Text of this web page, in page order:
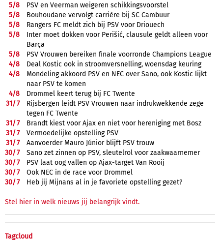
5/8
PSV en Veerman weigeren schikkingsvoorstel
5/8
Bouhoudane vervolgt carrière bij SC Cambuur
5/8
Rangers FC meldt zich bij PSV voor Driouech
5/8
Inter moet dokken voor Perišić, clausule geldt alleen voor
Barça
5/8
PSV Vrouwen bereiken finale voorronde Champions League
4/8
Deal Kostic ook in stroomversnelling, woensdag keuring
4/8
Mondeling akkoord PSV en NEC over Sano, ook Kostic lijkt
naar PSV te komen
4/8
Drommel keert terug bij FC Twente
31/7
Rijsbergen leidt PSV Vrouwen naar indrukwekkende zege
tegen FC Twente
31/7
Brandt kiest voor Ajax en niet voor hereniging met Bosz
31/7
Vermoedelijke opstelling PSV
31/7
Aanvoerder Mauro Júnior blijft PSV trouw
30/7
Sano zet zinnen op PSV, sleutelrol voor zaakwaarnemer
30/7
PSV laat oog vallen op Ajax-target Van Rooij
30/7
Ook NEC in de race voor Drommel
30/7 Heb jij Mijnans al in je favoriete opstelling gezet?
Stel hier in welk nieuws jij belangrijk vindt.
Tagcloud